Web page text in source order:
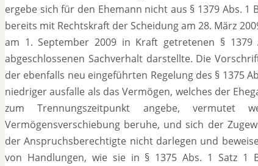
ergebe sich für den Ehemann nicht aus § 1379 Abs.
bereits mit Rechtskraft der Scheidung am 28. März
am 1. September 2009 in Kraft getretenen § 1379
abgeschlossenen Sachverhalt darstellte. Die
der ebenfalls neu eingeführten Regelung des § 1375
niedriger ausfalle als das Vermögen, welches der
zum Trennungszeitpunkt angebe,
Vermögensverschiebung beruhe, und sich der
der Anspruchsberechtigte nicht darlegen und
von Handlungen, wie sie in § 1375 Abs. 1 Satz 1